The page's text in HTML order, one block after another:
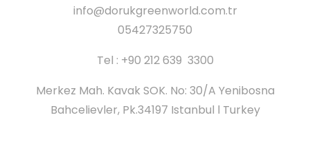
info@dorukgreenworld.com.tr
05427325750
Tel : +90 212 639 3300
Merkez Mah. Kavak SOK. No: 30/A Yenibosna
Bahcelievler, Pk.34197 Istanbul l Turkey